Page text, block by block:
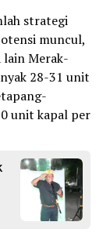
strategi
muncul,
Merak-
28-31 unit
unit kapal per